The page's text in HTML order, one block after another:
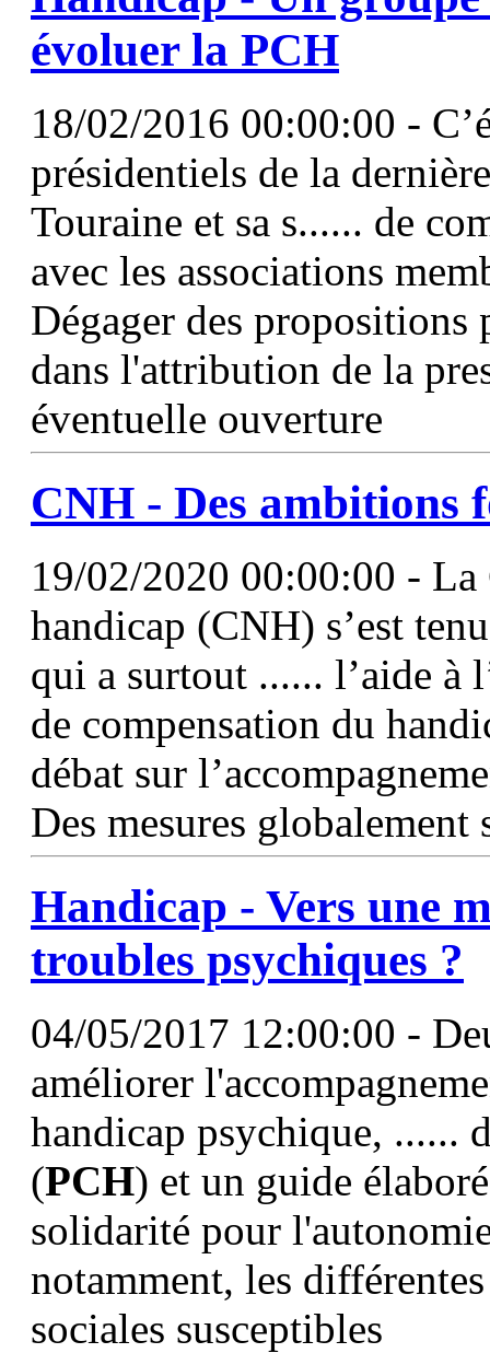
évoluer la PCH
18/02/2016 00:00:00 -
présidentiels de la
Touraine et sa s...... de
avec les associations
Dégager des propositions
dans l'attribution de la
éventuelle ouverture
CNH - Des ambitions
19/02/2020 00:00:00 -
handicap (CNH) s’est
qui a surtout ...... l’aide à
de compensation du
débat sur
Des mesures globalement
Handicap - Vers une
troubles psychiques ?
04/05/2017 12:00:00 -
améliorer
handicap psychique, ......
(PCH) et un guide
solidarité pour
notamment, les
sociales susceptibles